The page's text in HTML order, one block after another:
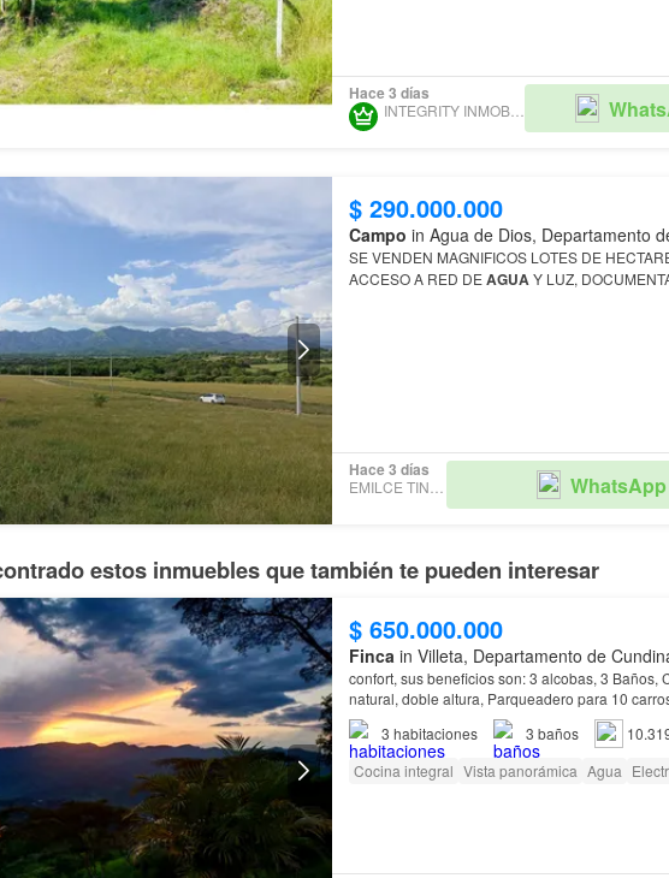
Hace 3 días
INTEGRITY INMOBILIARIA S.A.S
$ 290.000.000
Campo in Agua de Dios, Departamento
SE VENDEN MAGNIFICOS LOTES DE
ACCESO A RED DE AGUAY LUZ,
Hace 3 días
WhatsApp
estos inmuebles que también te pueden interesar
$ 650.000.000
Finca in Villeta, Departamento de
confort, sus beneficios son: 3 alcobas, 3 Baños, Cocina, Salón comedor, iluminación
producción de panela, y es el Municipio donde
3 habitaciones 3 baños
Cocina integral Vista panorámica Agua